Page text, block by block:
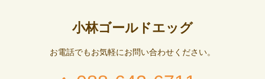
小林ゴールドエッグ
お電話でもお気軽にお問い合わせください。